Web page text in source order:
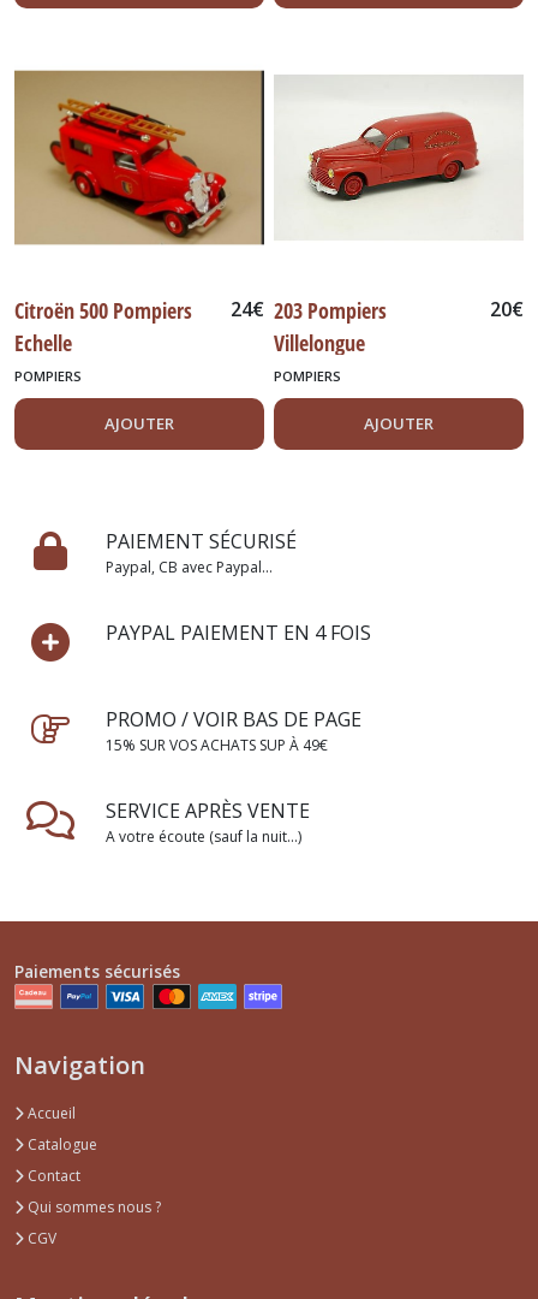
Citroën 500 Pompiers
Echelle
24€
POMPIERS
AJOUTER
203 Pompiers
Villelongue
20€
POMPIERS
AJOUTER
PAIEMENT SÉCURISÉ
Paypal, CB avec Paypal...
PAYPAL PAIEMENT EN 4 FOIS
PROMO / VOIR BAS DE PAGE
15% SUR VOS ACHATS SUP À 49€
SERVICE APRÈS VENTE
A votre écoute (sauf la nuit...)
Paiements sécurisés
Navigation
Accueil
Catalogue
Contact
Qui sommes nous ?
CGV